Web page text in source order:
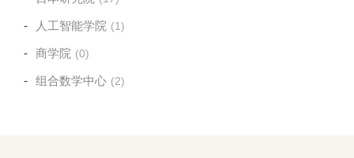
人工智能学院 (1)
商学院 (0)
组合数学中心 (2)